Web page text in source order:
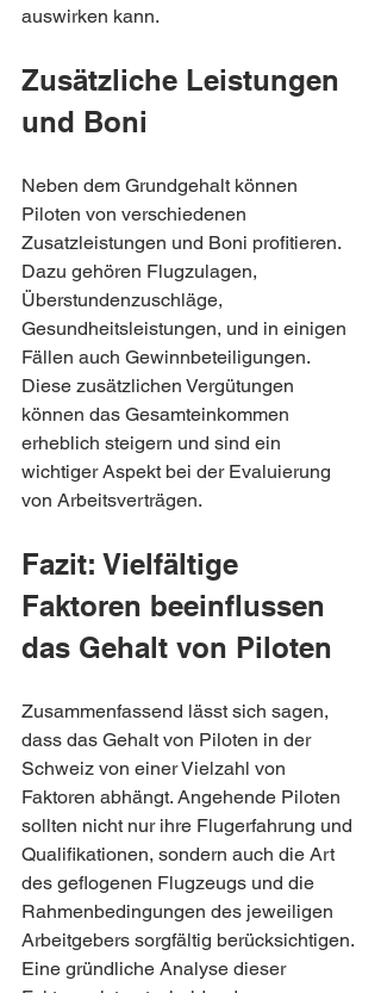
auswirken kann.
Zusätzliche Leistungen
und Boni
Neben dem Grundgehalt können
Piloten von verschiedenen
Zusatzleistungen und Boni profitieren.
Dazu gehören Flugzulagen,
Überstundenzuschläge,
Gesundheitsleistungen, und in einigen
Fällen auch Gewinnbeteiligungen.
Diese zusätzlichen Vergütungen
können das Gesamteinkommen
erheblich steigern und sind ein
wichtiger Aspekt bei der Evaluierung
von Arbeitsverträgen.
Fazit: Vielfältige
Faktoren beeinflussen
das Gehalt von Piloten
Zusammenfassend lässt sich sagen,
dass das Gehalt von Piloten in der
Schweiz von einer Vielzahl von
Faktoren abhängt. Angehende Piloten
sollten nicht nur ihre Flugerfahrung und
Qualifikationen, sondern auch die Art
des geflogenen Flugzeugs und die
Rahmenbedingungen des jeweiligen
Arbeitgebers sorgfältig berücksichtigen.
Eine gründliche Analyse dieser